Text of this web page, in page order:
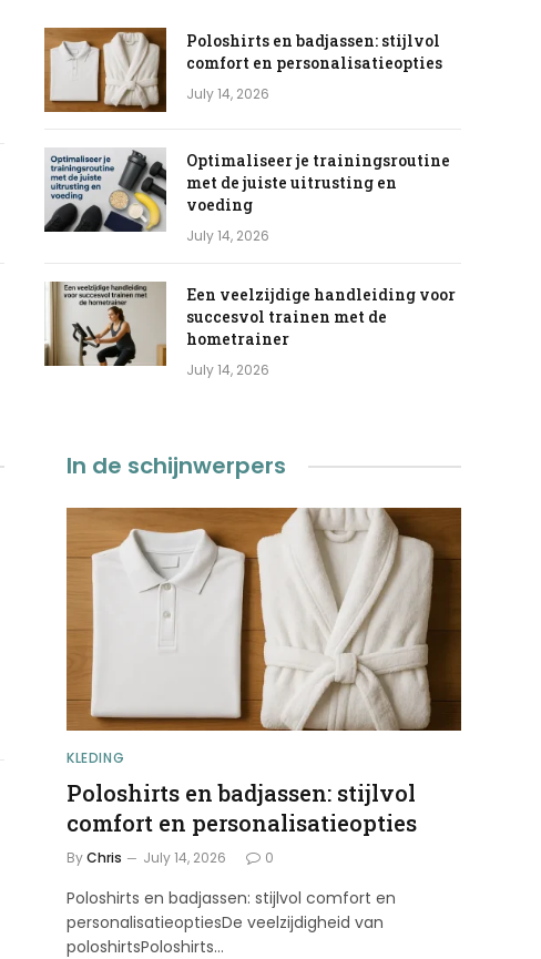
Poloshirts en badjassen: stijlvol
comfort en personalisatieopties
July 14, 2026
Optimaliseer je trainingsroutine
met de juiste uitrusting en
voeding
July 14, 2026
Een veelzijdige handleiding voor
succesvol trainen met de
hometrainer
July 14, 2026
In de schijnwerpers
KLEDING
Poloshirts en badjassen: stijlvol
comfort en personalisatieopties
ByChris July 14, 2026 0
Poloshirts en badjassen: stijlvol comfort en
personalisatieoptiesDe veelzijdigheid van
poloshirtsPoloshirts…